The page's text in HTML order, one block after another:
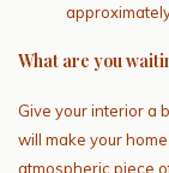
What are you
Give your interior a
will make your
atmospheric piece